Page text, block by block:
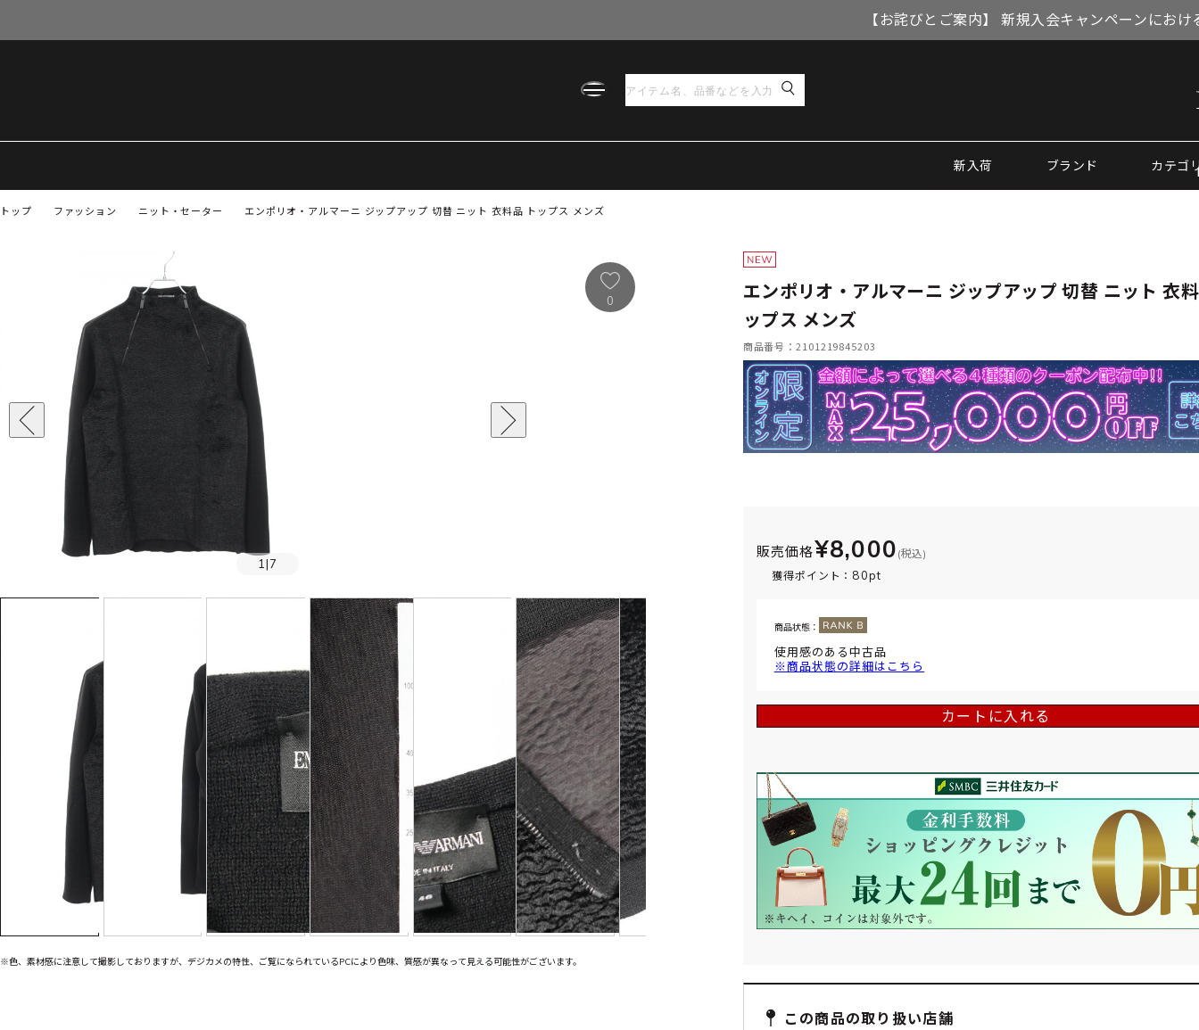
【お詫びとご案内】 新規入会キャンペーンにお
新入荷 ブランド カテゴ
トップ エンポリオ・アルマーニ ジップアップ 切替 ニット 衣料品 トップス メンズ
ファッション ニット・セーター
1 |7
0
※色、素材感に注意して撮影しておりますが、デジカメの特性、ご覧になられているPCにより色味、質感が異なって見える可能性がございます。
エンポリオ・アルマーニ ジップアップ 切替 ニット 衣
ップス メンズ
商品番号：2101219845203
販売価格¥8,000 (税込)
獲得ポイント： 80pt
商品状態：
使用感のある中古品
※商品状態の詳細はこちら
カートに入れる
この商品の取り扱い店舗